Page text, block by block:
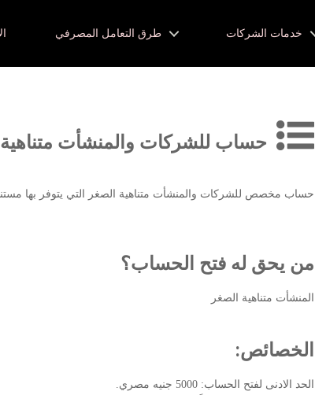
طرق التعامل المصرفي خدمات الشركات
حساب للشركات والمنشأت متناهية
حساب مخصص للشركات والمنشأت متناهية الصغر التي يتوفر بها
من يحق له فتح الحساب؟
المنشأت متناهية الصغر
الخصائص:
الحد الادنى لفتح الحساب: 5000 جنيه مصري.